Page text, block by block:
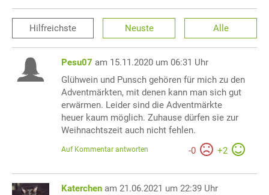
Hilfreichste Neuste Alle
Pesu07 am 15.11.2020 um 06:31 Uhr
Glühwein und Punsch gehören für mich zu den
Adventmärkten, mit denen kann man sich gut
erwärmen. Leider sind die Adventmärkte
heuer kaum möglich. Zuhause dürfen sie zur
Weihnachtszeit auch nicht fehlen.
-0 +2
Auf Kommentar antworten
Katerchen am 21.06.2021 um 22:39 Uhr